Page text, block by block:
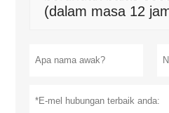
(dalam masa 12